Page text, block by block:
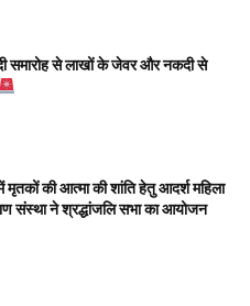
समारोह से लाखों के जेवर और नकदी से
मृतकों की आत्मा की शांति हेतु आदर्श महिला
संस्था ने श्रद्धांजलि सभा का आयोजन